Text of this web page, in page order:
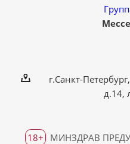
г.Санкт-
д.14,
18+
МИНЗДРАВ